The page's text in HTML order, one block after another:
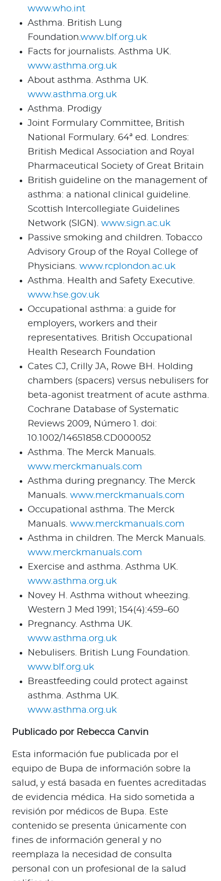
www.who.int
Asthma. British Lung
Foundation.www.blf.org.uk
Facts for journalists. Asthma UK.
www.asthma.org.uk
About asthma. Asthma UK.
www.asthma.org.uk
Asthma. Prodigy
Joint Formulary Committee, British
National Formulary. 64ª ed. Londres:
British Medical Association and Royal
Pharmaceutical Society of Great Britain
British guideline on the management of
asthma: a national clinical guideline.
Scottish Intercollegiate Guidelines
Network (SIGN). www.sign.ac.uk
Passive smoking and children. Tobacco
Advisory Group of the Royal College of
Physicians. www.rcplondon.ac.uk
Asthma. Health and Safety Executive.
www.hse.gov.uk
Occupational asthma: a guide for
employers, workers and their
representatives. British Occupational
Health Research Foundation
Cates CJ, Crilly JA, Rowe BH. Holding
chambers (spacers) versus nebulisers for
beta-agonist treatment of acute asthma.
Cochrane Database of Systematic
Reviews 2009, Número 1. doi:
10.1002/14651858.CD000052
Asthma. The Merck Manuals.
www.merckmanuals.com
Asthma during pregnancy. The Merck
Manuals. www.merckmanuals.com
Occupational asthma. The Merck
Manuals. www.merckmanuals.com
Asthma in children. The Merck Manuals.
www.merckmanuals.com
Exercise and asthma. Asthma UK.
www.asthma.org.uk
Novey H. Asthma without wheezing.
Western J Med 1991; 154(4):459–60
Pregnancy. Asthma UK.
www.asthma.org.uk
Nebulisers. British Lung Foundation.
www.blf.org.uk
Breastfeeding could protect against
asthma. Asthma UK.
www.asthma.org.uk
Publicado por Rebecca Canvin
Esta información fue publicada por el
equipo de Bupa de información sobre la
salud, y está basada en fuentes acreditadas
de evidencia médica. Ha sido sometida a
revisión por médicos de Bupa. Este
contenido se presenta únicamente con
fines de información general y no
reemplaza la necesidad de consulta
personal con un profesional de la salud